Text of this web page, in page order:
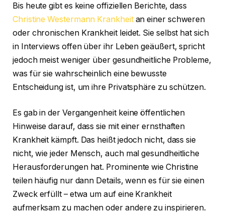
Bis heute gibt es keine offiziellen Berichte, dass
Christine Westermann Krankheitan einer schweren
oder chronischen Krankheit leidet. Sie selbst hat sich
in Interviews offen über ihr Leben geäußert, spricht
jedoch meist weniger über gesundheitliche Probleme,
was für sie wahrscheinlich eine bewusste
Entscheidung ist, um ihre Privatsphäre zu schützen.
Es gab in der Vergangenheit keine öffentlichen
Hinweise darauf, dass sie mit einer ernsthaften
Krankheit kämpft. Das heißt jedoch nicht, dass sie
nicht, wie jeder Mensch, auch mal gesundheitliche
Herausforderungen hat. Prominente wie Christine
teilen häufig nur dann Details, wenn es für sie einen
Zweck erfüllt – etwa um auf eine Krankheit
aufmerksam zu machen oder andere zu inspirieren.